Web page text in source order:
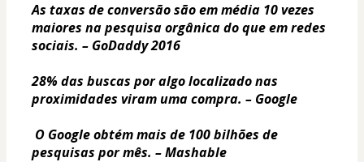
As taxas de conversão são em média 10 vezes
maiores na pesquisa orgânica do que em redes
sociais. – GoDaddy 2016
28% das buscas por algo localizado nas
proximidades viram uma compra. – Google
O Google obtém mais de 100 bilhões de
pesquisas por mês. – Mashable